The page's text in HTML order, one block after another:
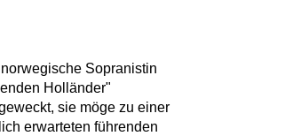
Sopranistin
Holländer"
sie möge zu einer
erwarteten führenden